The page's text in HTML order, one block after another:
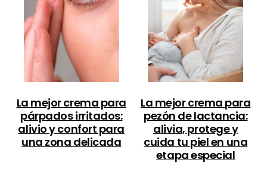
La mejor crema para
párpados irritados:
alivio y confort para
una zona delicada
La mejor crema para
pezón de lactancia:
alivia, protege y
cuida tu piel en una
etapa especial